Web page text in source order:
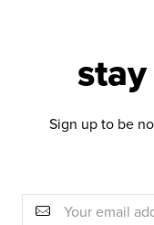
Sign up to be